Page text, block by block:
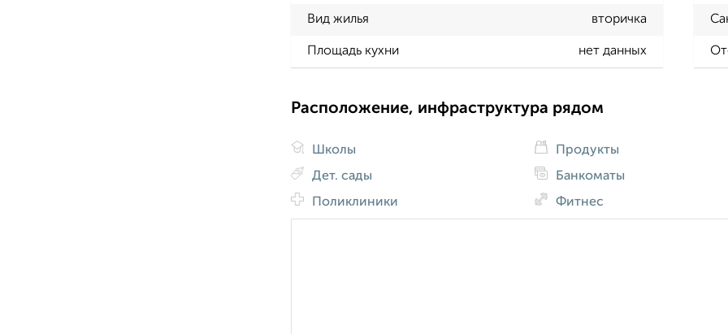
Вид жилья вторичка
Площадь кухни нет данных
Расположение, инфраструктура рядом
Школы
Дет. сады
Поликлиники
Продукты
Банкоматы
Фитнес